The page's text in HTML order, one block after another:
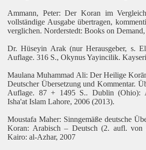
Ammann, Peter: Der Koran im
vollständige Ausgabe übertragen,
verglichen. Norderstedt: Books on
Dr. Hüseyin Arak (nur Herausgeber, s.
Auflage. 316 S., Okynus Yayincilik.
Maulana Muhammad Ali: Der Heilige
Deutscher Übersetzung und Kommentar.
Auflage. 87 + 1495 S.. Dublin (Ohio):
Isha'at Islam Lahore, 2006 (2013).
Moustafa Maher: Sinngemäße deutsche
Koran: Arabisch – Deutsch (2. aufl. von
Kairo: al-Azhar, 2007